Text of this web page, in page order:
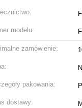
modelu:
zamówienie:
pakowania:
dostawy: